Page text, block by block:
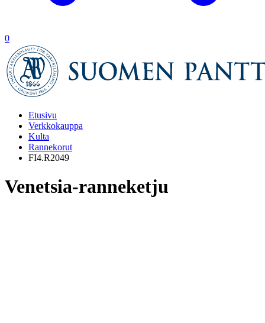
0
Etusivu
Verkkokauppa
Kulta
Rannekorut
FI4.R2049
Venetsia-ranneketju